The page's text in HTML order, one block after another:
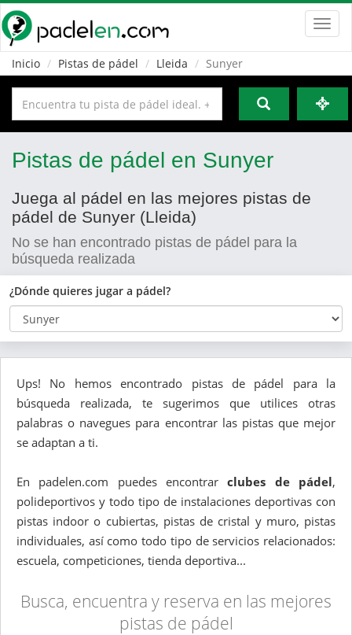
Inicio
Pistas de pádel Lleida Sunyer
Pistas de pádel en Sunyer
Juega al pádel en las mejores pistas de
pádel de Sunyer (Lleida)
No se han encontrado pistas de pádel para la
búsqueda realizada
¿Dónde quieres jugar a pádel?
Ups! No hemos encontrado pistas de pádel para la
búsqueda realizada, te sugerimos que utilices otras
palabras o navegues para encontrar las pistas que mejor
se adaptan a ti.
En padelen.com puedes encontrarclubes de pádel,
polideportivos y todo tipo de instalaciones deportivas con
pistas indoor o cubiertas, pistas de cristal y muro, pistas
individuales, así como todo tipo de servicios relacionados:
escuela, competiciones, tienda deportiva...
Busca, encuentra y reserva en las mejores
pistas de pádel